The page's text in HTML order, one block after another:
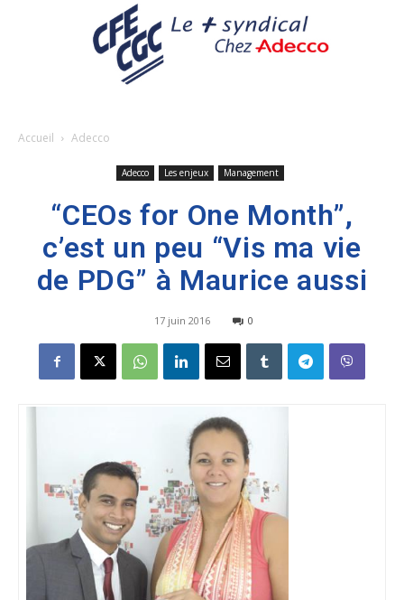
Accueil Adecco
Adecco Les enjeux Management
“CEOs for One Month”,
c’est un peu “Vis ma vie
de PDG” à Maurice aussi
17 juin 2016 0